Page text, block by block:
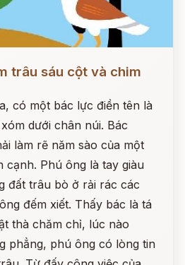
trâu sáu cột và chim
có một bác lực điền tên là
dưới chân núi. Bác
làm rẽ năm sào của một
cạnh. Phú ông là tay giàu
đất trâu bò ở rải rác các
đếm xiết. Thấy bác là tá
thà chăm chỉ, lúc nào
phẳng, phú ông có lòng tin